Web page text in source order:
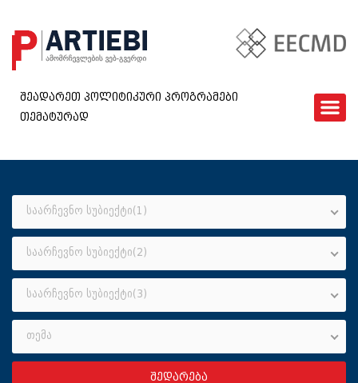
EECMD
ᲙᲘᲗᲮᲕᲐᲠᲘ
ᲮᲨᲘᲠᲐᲓ ᲓᲐᲡᲛᲣᲚᲘ ᲙᲘᲗᲮᲕᲔᲑᲘ
ᲓᲐᲒᲕᲘᲙᲐᲕᲨᲘᲠᲓᲘᲗ
GEO
შეადარეთ პოლიტიკური პროგრამები
თემატურად
საარჩევნო სუბიექტი(1)
საარჩევნო სუბიექტი(2)
საარჩევნო სუბიექტი(3)
თემა